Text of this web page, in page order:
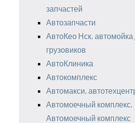
запчастей
Автозапчасти
АвтоКео Нск, автомойка
грузовиков
АвтоКлиника
Автокомплекс
Автомакси,
Автомоечный комплекс,
Автомоечный комплекс